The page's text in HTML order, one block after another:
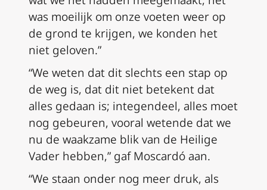
was moeilijk om onze voeten weer op
de grond te krijgen, we konden het
niet geloven.”
“We weten dat dit slechts een stap op
de weg is, dat dit niet betekent dat
alles gedaan is; integendeel, alles moet
nog gebeuren, vooral wetende dat we
nu de waakzame blik van de Heilige
Vader hebben,” gaf Moscardó aan.
“We staan onder nog meer druk, als